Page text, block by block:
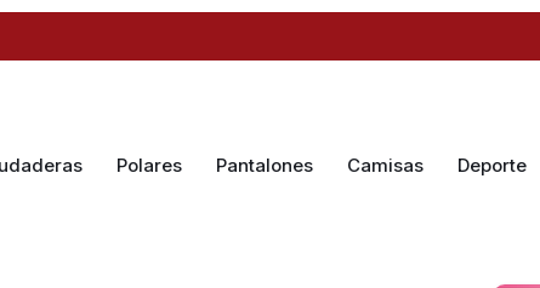
Polares Pantalones Camisas Deporte